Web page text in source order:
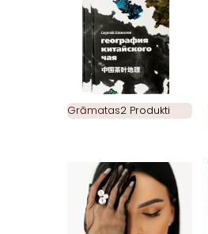
Grāmatas2 Produkti